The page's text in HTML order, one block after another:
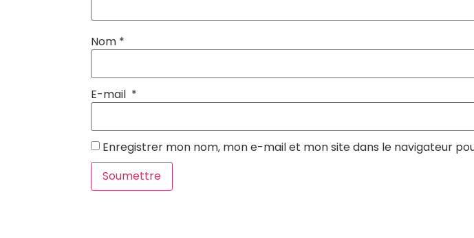
Nom *
E-mail *
Enregistrer mon nom, mon e-mail et mon site dans le navigateur